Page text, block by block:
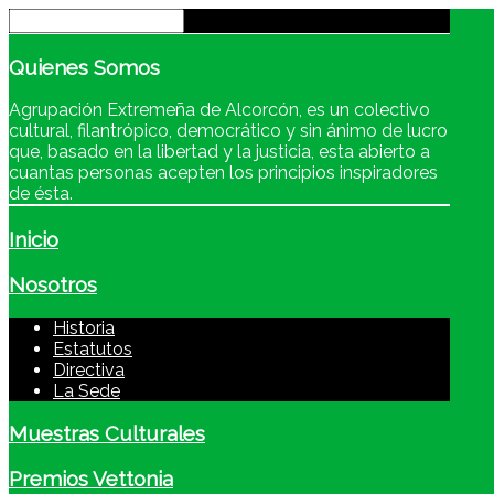
Quienes Somos
Agrupación Extremeña de Alcorcón, es un colectivo
cultural, filantrópico, democrático y sin ánimo de lucro
que, basado en la libertad y la justicia, esta abierto a
cuantas personas acepten los principios inspiradores
de ésta.
Inicio
Nosotros
Historia
Estatutos
Directiva
La Sede
Muestras Culturales
Premios Vettonia